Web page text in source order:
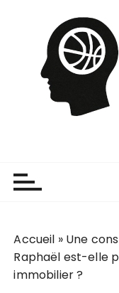
Accueil » Une
Raphaël est-elle
immobilier ?